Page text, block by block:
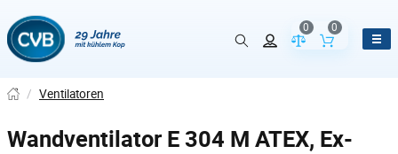
Vergleich der
0
Inhalt des
0
/ Ventilatoren
Wandventilator E 304 M ATEX, Ex-